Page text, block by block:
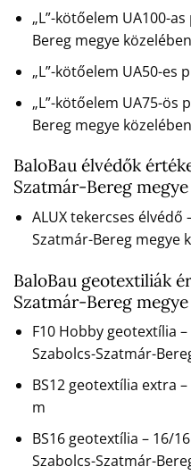
„L”-kötőelem UA100-
Bereg megye közelében
„L”-kötőelem UA50-es
„L”-kötőelem UA75-ös
Bereg megye közelében
BaloBau élvédők
Szatmár-Bereg
ALUX tekercses élvédő
Szatmár-Bereg megye
BaloBau geotextiliák
Szatmár-Bereg
F10 Hobby geotextília
Szabolcs-Szatmár-
BS12 geotextília extra
m
BS16 geotextília – 16/
Szabolcs-Szatmár-